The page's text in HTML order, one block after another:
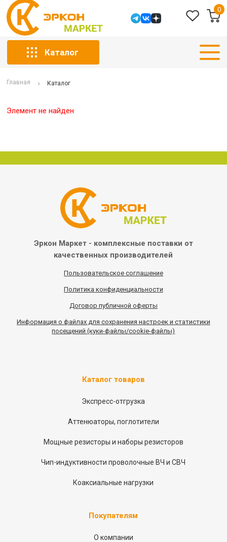
0
Каталог
Главная Каталог
Элемент не найден
Эркон Маркет - комплексные поставки от
качественных производителей
Пользовательское соглашение
Политика конфиденциальности
Договор публичной оферты
Информация о файлах для сохранения настроек и статистики
посещений (куки-файлы/cookie-файлы)
Каталог товаров
Экспресс-отгрузка
Аттенюаторы, поглотители
Мощные резисторы и наборы резисторов
Чип-индуктивности проволочные ВЧ и СВЧ
Коаксиальные нагрузки
Покупателям
О компании